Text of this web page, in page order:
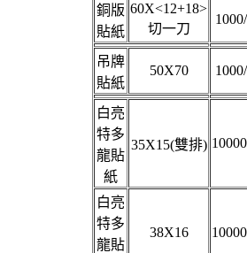
銅版
貼紙
60X<12+18>
切一刀
吊牌
貼紙
50X70
白亮
特多
龍貼
紙
35X15(雙排)
白亮
特多
龍貼
38X16